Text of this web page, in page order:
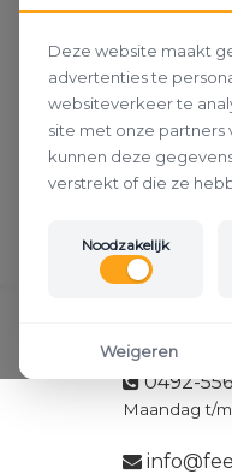
0492-
Maandag t/
Deze website maakt
advertenties te
websiteverkeer te
site met onze partners
kunnen deze
verstrekt of die ze
Noodzakelijk
Weigeren